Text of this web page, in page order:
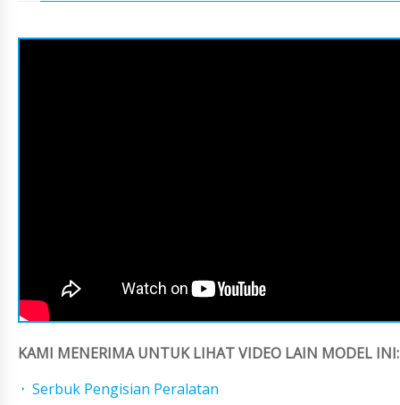
KAMI MENERIMA UNTUK LIHAT VIDEO LAIN MODEL INI:
Serbuk Pengisian Peralatan